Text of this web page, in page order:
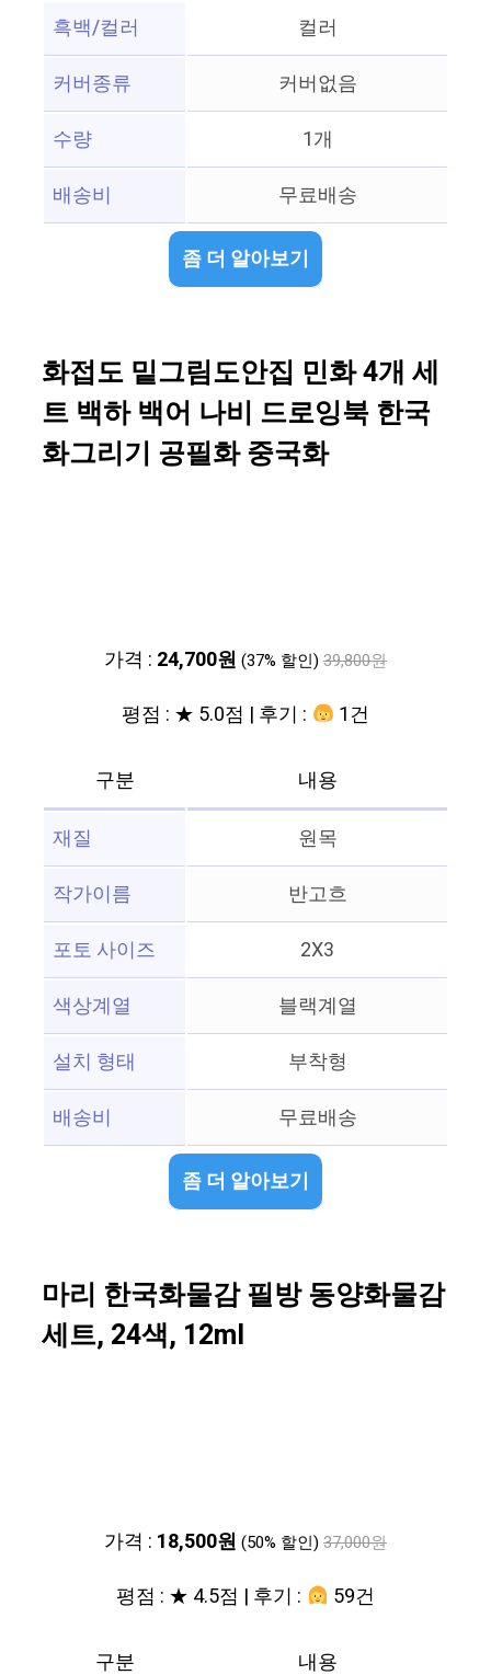
흑백/컬러
컬러
커버종류
커버없음
수량
1개
배송비
무료배송
좀 더 알아보기
화접도 밑그림도안집 민화 4개 세
트 백하 백어 나비 드로잉북 한국
화그리기 공필화 중국화
가격 : 24,700원 (37% 할인) 39,800원
평점 : ★ 5.0점 | 후기 : 1건
구분
내용
재질
원목
작가이름
반고흐
포토 사이즈
2X3
색상계열
블랙계열
설치 형태
부착형
배송비
무료배송
좀 더 알아보기
마리 한국화물감 필방 동양화물감
세트, 24색, 12ml
가격 : 18,500원 (50% 할인) 37,000원
평점 : ★ 4.5점 | 후기 : 59건
구분
내용